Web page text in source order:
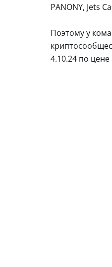
PANONY, Jets
Поэтому у
4.10.24 по цене